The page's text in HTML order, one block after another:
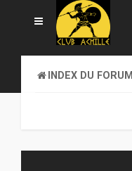
INDEX DU FORUM